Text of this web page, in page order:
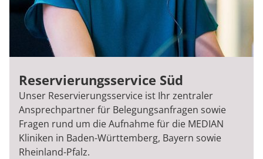
Reservierungsservice Süd
Unser Reservierungsservice ist Ihr zentraler
Ansprechpartner für Belegungsanfragen sowie
Fragen rund um die Aufnahme für die MEDIAN
Kliniken in Baden-Württemberg, Bayern sowie
Rheinland-Pfalz.